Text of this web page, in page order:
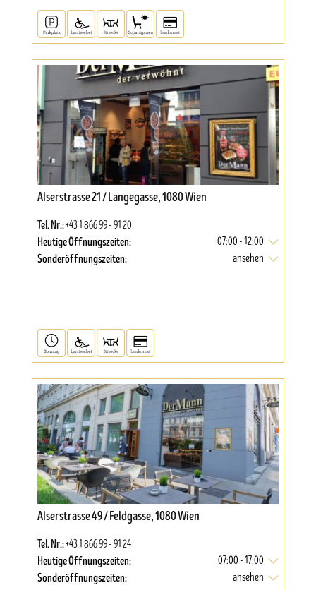
Alserstrasse 21 / Langegasse, 1080 Wien
Tel. Nr.:+43 1 866 99 - 91 20
Heutige Öffnungszeiten: 07:00 - 12:00
Sonderöffnungszeiten: ansehen
Alserstrasse 49 / Feldgasse, 1080 Wien
Tel. Nr.:+43 1 866 99 - 91 24
Heutige Öffnungszeiten: 07:00 - 17:00
Sonderöffnungszeiten: ansehen